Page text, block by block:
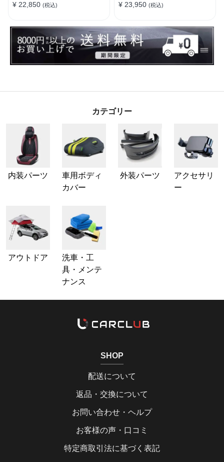
¥ 22,850 (税込) ¥ 23,950 (税込)
カテゴリー
内装パーツ
車用ボディ
カバー
外装パーツ
アクセサリ
ー
アウトドア
洗車・工
具・メンテ
ナンス
SHOP
配送について
返品・交換について
お問い合わせ・ヘルプ
お客様の声・口コミ
特定商取引法に基づく表記